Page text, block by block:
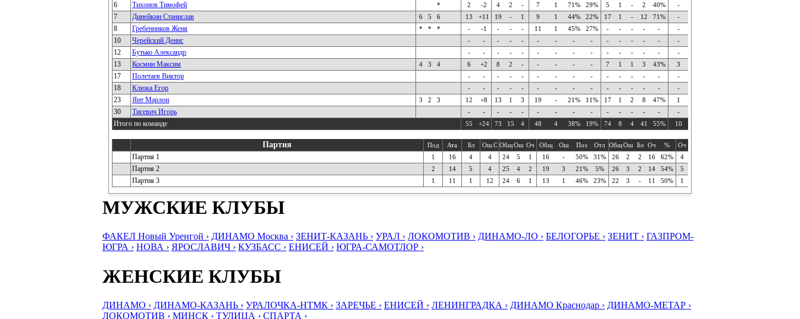
6 Тихонов Тимофей * 2 -2 4 2 - 7 1 71% 29% 5 1 - 2 40% -
7 Динейкин Станислав 6 5 6 13 +11 19 - 1 9 1 44% 22% 17 1 - 12 71% -
8 Гребенников Женя * * * - -1 - - - 11 1 45% 27% - - - - - -
10 Черейский Денис - - - - - - - - - - - - - - -
12 Бутько Александр - - - - - - - - - - - - - - -
13 Космин Максим 4 3 4 6 +2 8 2 - - - - - 7 1 1 3 43% 3
17 Полетаев Виктор - - - - - - - - - - - - - - -
18 Клюка Егор - - - - - - - - - - - - - - -
23 Янт Марлон 3 2 3 12 +8 13 1 3 19 - 21% 11% 17 1 2 8 47% 1
30 Тисевич Игорь - - - - - - - - - - - - - - -
Итого по команде 55 +24 73 15 4 48 4 38% 19% 74 8 4 41 55% 10
Партия Под Ата Бл Ош.С ОбщОш Оч Общ Ош Поз Отл ОбщОш Бл Оч % Оч
Партия 1 1 16 4 4 24 5 1 16 - 50% 31% 26 2 2 16 62% 4
Партия 2 2 14 5 4 25 4 2 19 3 21% 5% 26 3 2 14 54% 5
Партия 3 1 11 1 12 24 6 1 13 1 46% 23% 22 3 - 11 50% 1
МУЖСКИЕ КЛУБЫ
ФАКЕЛ Новый Уренгой › ДИНАМО Москва › ЗЕНИТ-КАЗАНЬ › УРАЛ › ЛОКОМОТИВ › ДИНАМО-ЛО › БЕЛОГОРЬЕ › ЗЕНИТ › ГАЗПРОМ-
ЮГРА › НОВА › ЯРОСЛАВИЧ › КУЗБАСС › ЕНИСЕЙ › ЮГРА-САМОТЛОР ›
ЖЕНСКИЕ КЛУБЫ
ДИНАМО › ДИНАМО-КАЗАНЬ › УРАЛОЧКА-НТМК › ЗАРЕЧЬЕ › ЕНИСЕЙ › ЛЕНИНГРАДКА › ДИНАМО Краснодар › ДИНАМО-МЕТАР ›
ЛОКОМОТИВ › МИНСК › ТУЛИЦА › СПАРТА ›